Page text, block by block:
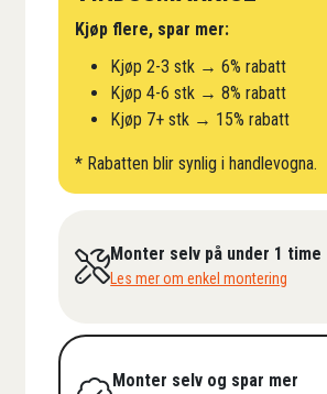
Kjøp flere, spar mer:
Kjøp 2-3 stk → 6% rabatt
Kjøp 4-6 stk → 8% rabatt
Kjøp 7+ stk → 15% rabatt
* Rabatten blir synlig i handlevogna.
Monter selv på under 1 time
Les mer om enkel montering
Monter selv og spar mer